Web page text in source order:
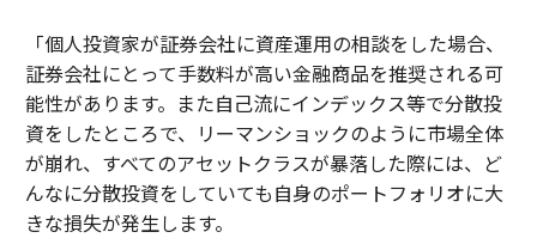
「個人投資家が証券会社に資産運用の相談をした場合、
証券会社にとって手数料が高い金融商品を推奨される可
能性があります。また自己流にインデックス等で分散投
資をしたところで、リーマンショックのように市場全体
が崩れ、すべてのアセットクラスが暴落した際には、ど
んなに分散投資をしていても自身のポートフォリオに大
きな損失が発生します。